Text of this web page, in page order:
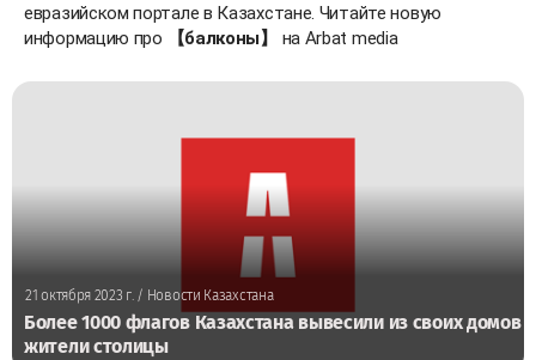
евразийском портале в Казахстане. Читайте новую
информацию про
【балконы】 на Arbat media
21 октября 2023 г./ Новости Казахстана
Более 1000 флагов Казахстана вывесили из своих домов
жители столицы